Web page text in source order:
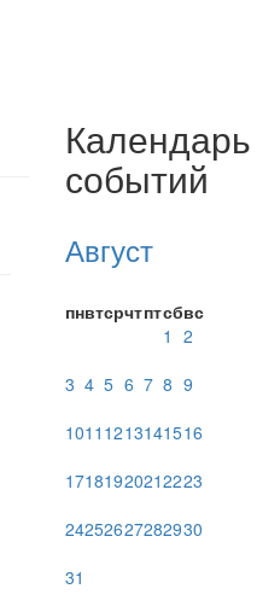
Календарь
событий
Август
пнвтсрчтптсбвс
1 2
3 4 5 6 7 8 9
1011 1213141516
17181920212223
24252627282930
31